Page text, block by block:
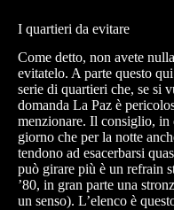
I quartieri da evitare
Come detto, non avete
evitatelo. A parte questo
serie di quartieri che, se si
domanda La Paz è
menzionare. Il consiglio, in
giorno che per la notte
tendono ad esacerbarsi
può girare più è un refrain
’80, in gran parte una
un senso). L’elenco è